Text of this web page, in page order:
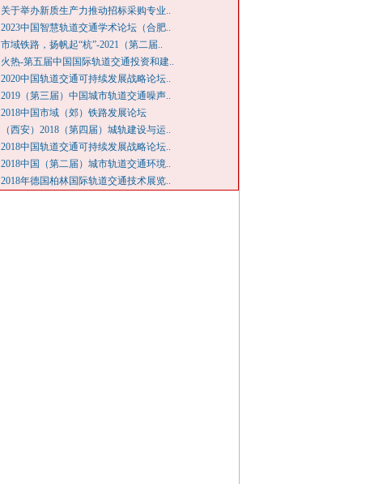
关于举办新质生产力推动招标采购专业..
2023中国智慧轨道交通学术论坛（合肥..
市域铁路，扬帆起“杭”-2021（第二届..
火热-第五届中国国际轨道交通投资和建..
2020中国轨道交通可持续发展战略论坛..
2019（第三届）中国城市轨道交通噪声..
2018中国市域（郊）铁路发展论坛
（西安）2018（第四届）城轨建设与运..
2018中国轨道交通可持续发展战略论坛..
2018中国（第二届）城市轨道交通环境..
2018年德国柏林国际轨道交通技术展览..